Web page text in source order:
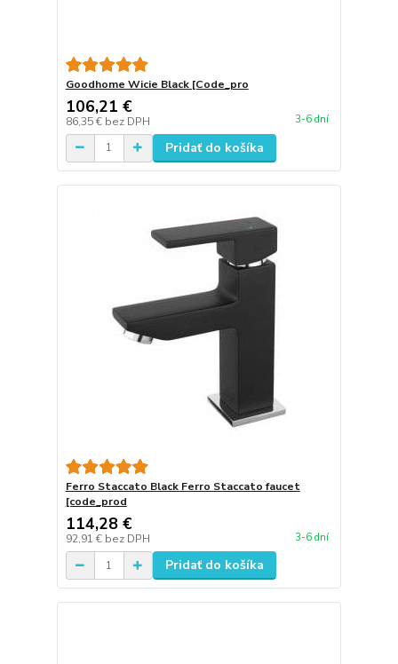
Goodhome Wicie Black [Code_pro
106,21 €
86,35 € bez DPH 3-6 dní
Pridať do košíka
Ferro Staccato Black Ferro Staccato faucet
[code_prod
114,28 €
92,91 € bez DPH 3-6 dní
Pridať do košíka